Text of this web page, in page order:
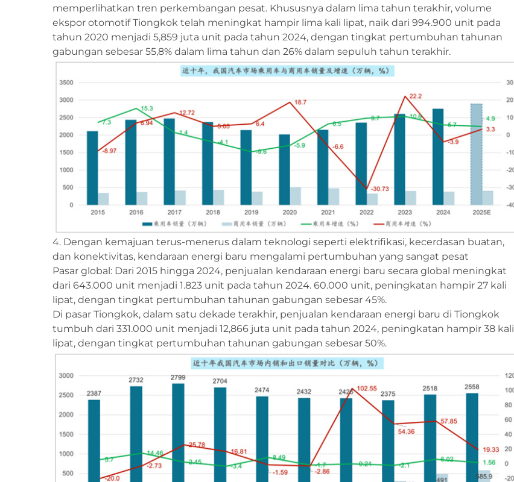
memperlihatkan tren perkembangan pesat. Khususnya dalam lima tahun terakhir, volume
ekspor otomotif Tiongkok telah meningkat hampir lima kali lipat, naik dari 994.900 unit pada
tahun 2020 menjadi 5,859 juta unit pada tahun 2024, dengan tingkat pertumbuhan tahunan
gabungan sebesar 55,8% dalam lima tahun dan 26% dalam sepuluh tahun terakhir.
4. Dengan kemajuan terus-menerus dalam teknologi seperti elektrifikasi, kecerdasan buatan,
dan konektivitas, kendaraan energi baru mengalami pertumbuhan yang sangat pesat
Pasar global: Dari 2015 hingga 2024, penjualan kendaraan energi baru secara global meningkat
dari 643.000 unit menjadi 1.823 unit pada tahun 2024. 60.000 unit, peningkatan hampir 27 kali
lipat, dengan tingkat pertumbuhan tahunan gabungan sebesar 45%.
Di pasar Tiongkok, dalam satu dekade terakhir, penjualan kendaraan energi baru di Tiongkok
tumbuh dari 331.000 unit menjadi 12,866 juta unit pada tahun 2024, peningkatan hampir 38 kali
lipat, dengan tingkat pertumbuhan tahunan gabungan sebesar 50%.